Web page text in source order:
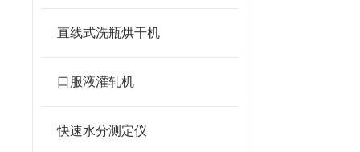
直线式洗瓶烘干机
口服液灌轧机
快速水分测定仪